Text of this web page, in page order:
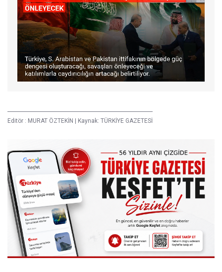
Editör : MURAT ÖZTEKİN | Kaynak: TÜRKİYE GAZETESİ